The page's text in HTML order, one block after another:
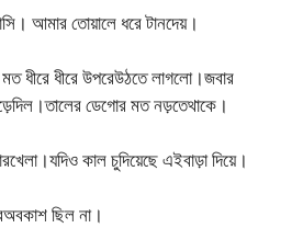
আমার তোয়ালে ধরে টানদেয়।
মত ধীরে ধীরে উপরেউঠতে লাগলো।জবার
ডেগোর মত নড়তেথাকে।
কাল চুদিয়েছে এইবাড়া দিয়ে।
ছিল না।